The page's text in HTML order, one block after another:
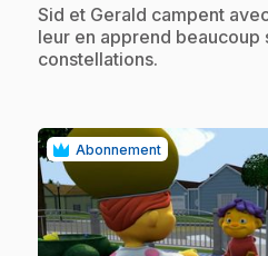
.Sid et Gerald campent
leur en apprend beaucoup
constellations.
Abonnement